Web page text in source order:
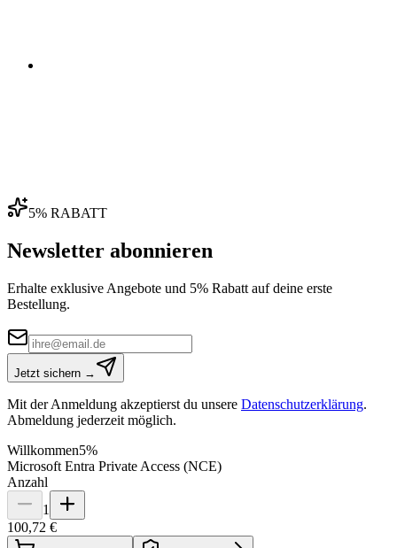
5% RABATT
Newsletter abonnieren
Erhalte exklusive Angebote und 5% Rabatt auf deine erste
Bestellung.
Jetzt sichern →
Mit der Anmeldung akzeptierst du unsere Datenschutzerklärung.
Abmeldung jederzeit möglich.
Willkommen5%
Microsoft Entra Private Access (NCE)
Anzahl
1
100,72 €